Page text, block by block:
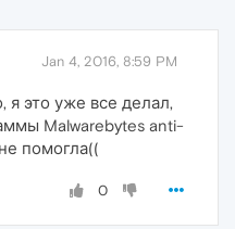
Jan 4, 2016, 8:59 PM
я это уже все делал,
Malwarebytes anti-
помогла((
0